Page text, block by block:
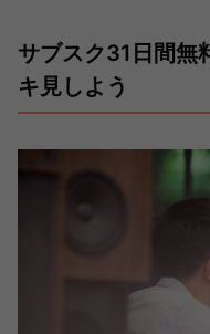
サブスク31日間無
キ見しよう